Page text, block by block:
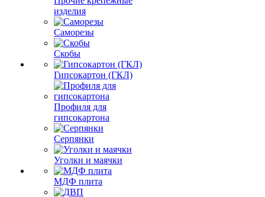
изделия
Саморезы
Скобы
Гипсокартон (ГКЛ)
Профиля для
гипсокартона
Серпянки
Уголки и маячки
МДФ плита